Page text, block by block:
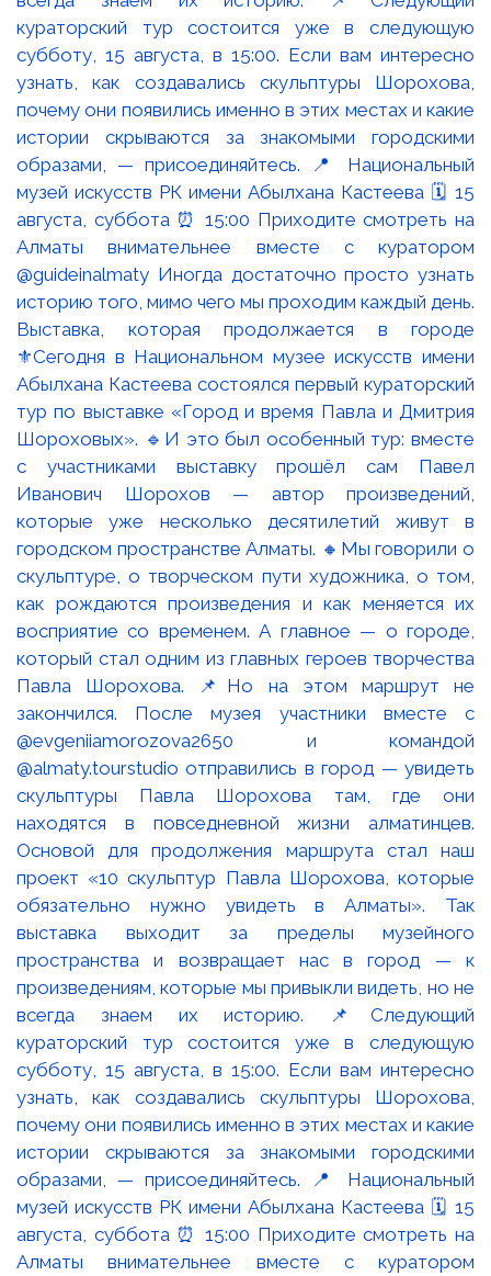
Выставка, которая продолжается в городе
⚜️Сегодня в Национальном музее искусств имени
Абылхана Кастеева состоялся первый кураторский
тур по выставке «Город и время Павла и Дмитрия
Шороховых». 🔹И это был особенный тур: вместе
с участниками выставку прошёл сам Павел
Иванович Шорохов — автор произведений,
которые уже несколько десятилетий живут в
городском пространстве Алматы. 🔸Мы говорили о
скульптуре, о творческом пути художника, о том,
как рождаются произведения и как меняется их
восприятие со временем. А главное — о городе,
который стал одним из главных героев творчества
Павла Шорохова. 📌Но на этом маршрут не
закончился. После музея участники вместе с
@evgeniiamorozova2650 и командой
@almaty.tourstudio отправились в город — увидеть
скульптуры Павла Шорохова там, где они
находятся в повседневной жизни алматинцев.
Основой для продолжения маршрута стал наш
проект «10 скульптур Павла Шорохова, которые
обязательно нужно увидеть в Алматы». Так
выставка выходит за пределы музейного
пространства и возвращает нас в город — к
произведениям, которые мы привыкли видеть, но не
всегда знаем их историю. 📌Следующий
кураторский тур состоится уже в следующую
субботу, 15 августа, в 15:00. Если вам интересно
узнать, как создавались скульптуры Шорохова,
почему они появились именно в этих местах и какие
истории скрываются за знакомыми городскими
образами, — присоединяйтесь. 📍 Национальный
музей искусств РК имени Абылхана Кастеева 🗓 15
августа, суббота ⏰ 15:00 Приходите смотреть на
Алматы внимательнее вместе с куратором